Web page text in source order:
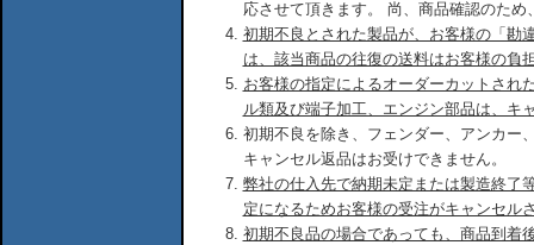
応させて頂きます。 尚、商品確認のた
初期不良とされた製品が、お客様の「勘
は、該当商品の往復の送料はお客様の負
お客様の指定によるオーダーカットされ
ル類及び端子加工、エンジン部品は、キ
初期不良を除き、フェンダー、アンカー
キャンセル返品はお受けできません。
弊社の仕入先で納期未定または製造終了
定になるためお客様の受注がキャンセル
初期不良品の場合であっても、商品到着